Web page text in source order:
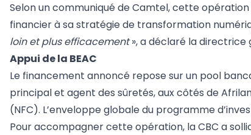
Selon un communiqué de Camtel, cette
financier à sa stratégie de transformation
loin et plus efficacement», a déclaré la directrice
Appui de la BEAC
Le financement annoncé repose sur un pool
principal et agent des sûretés, aux côtés de
(NFC). L’enveloppe globale du programme
Pour accompagner cette opération, la CBC a